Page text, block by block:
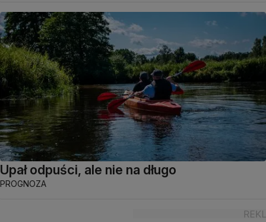
Upał odpuści, ale nie na długo
PROGNOZA